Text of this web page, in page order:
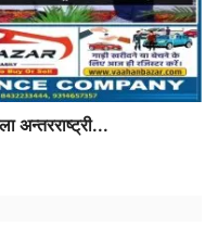
अन्तरराष्ट्री...